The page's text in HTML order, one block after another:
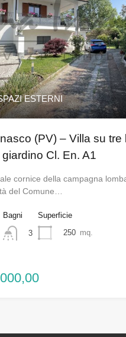
ESTERNI
(PV) – Villa su tre
Cl. En. A1
cornice della campagna
del Comune…
Bagni
3
Superficie
250 mq.